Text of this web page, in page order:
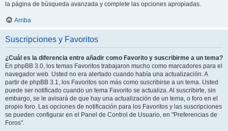
la página de búsqueda avanzada y complete las opciones apropiadas.
Arriba
Suscripciones y Favoritos
¿Cuál es la diferencia entre añadir como Favorito y suscribirme a un tema?
En phpBB 3.0, los temas Favoritos trabajaron mucho como marcadores para el
navegador web. Usted no era alertado cuando había una actualización. A
partir de phpBB 3.1, los Favoritos son más como suscribirse a un tema. Usted
puede ser notificado cuando un tema Favorito se actualiza. Al suscribirte, sin
embargo, se le avisará de que hay una actualización de un tema, o foro en el
propio foro. Las opciones de notificación para los Favoritos y las suscripciones
se pueden configurar en el Panel de Control de Usuario, en "Preferencias de
Foros".